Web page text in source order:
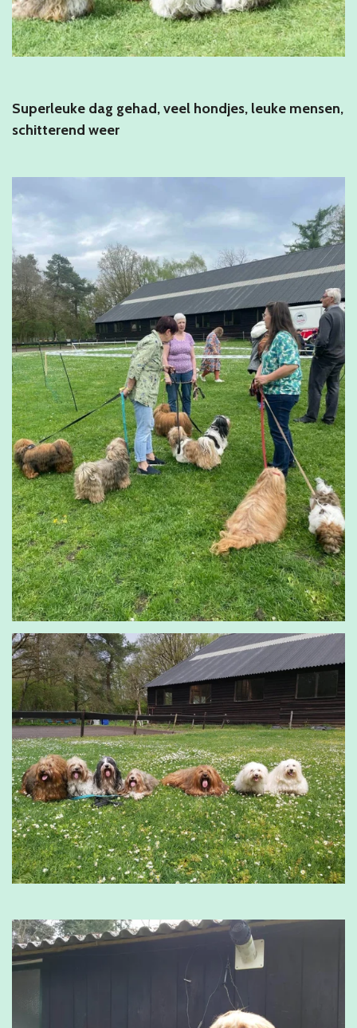
Superleuke dag gehad, veel hondjes, leuke mensen,
schitterend weer